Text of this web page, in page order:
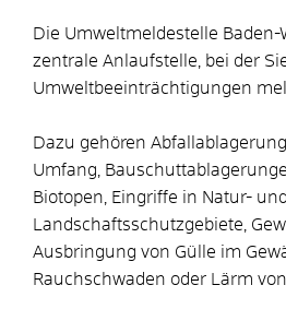
Die Umweltmeldestelle
zentrale Anlaufstelle, bei der
Umweltbeeinträchtigungen
Dazu gehören
Umfang,
Biotopen, Eingriffe in Natur- und
Landschaftsschutzgebiete,
Ausbringung von Gülle im
Rauchschwaden oder Lärm